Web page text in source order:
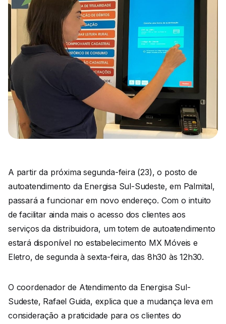
A partir da próxima segunda-feira (23), o posto de
autoatendimento da Energisa Sul-Sudeste, em Palmital,
passará a funcionar em novo endereço. Com o intuito
de facilitar ainda mais o acesso dos clientes aos
serviços da distribuidora, um totem de autoatendimento
estará disponível no estabelecimento MX Móveis e
Eletro, de segunda à sexta-feira, das 8h30 às 12h30.
O coordenador de Atendimento da Energisa Sul-
Sudeste, Rafael Guida, explica que a mudança leva em
consideração a praticidade para os clientes do